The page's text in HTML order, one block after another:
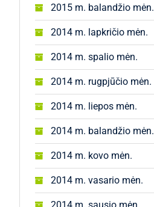
2015 m. balandžio mėn.
2014 m. lapkričio mėn.
2014 m. spalio mėn.
2014 m. rugpjūčio mėn.
2014 m. liepos mėn.
2014 m. balandžio mėn.
2014 m. kovo mėn.
2014 m. vasario mėn.